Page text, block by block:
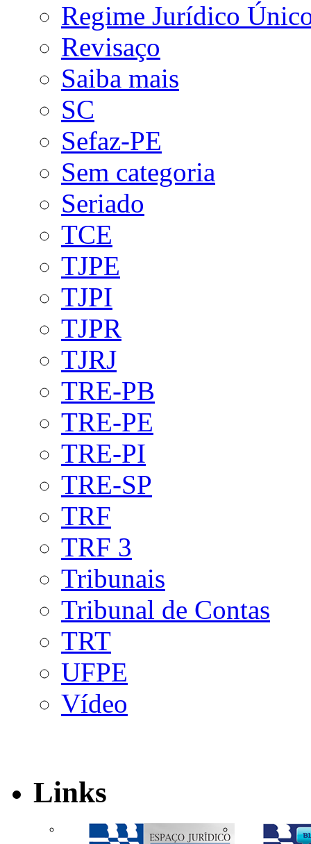
Regime Jurídico
Revisaço
Saiba mais
SC
Sefaz-PE
Sem categoria
Seriado
TCE
TJPE
TJPI
TJPR
TJRJ
TRE-PB
TRE-PE
TRE-PI
TRE-SP
TRF
TRF 3
Tribunais
Tribunal de Contas
TRT
UFPE
Vídeo
Links